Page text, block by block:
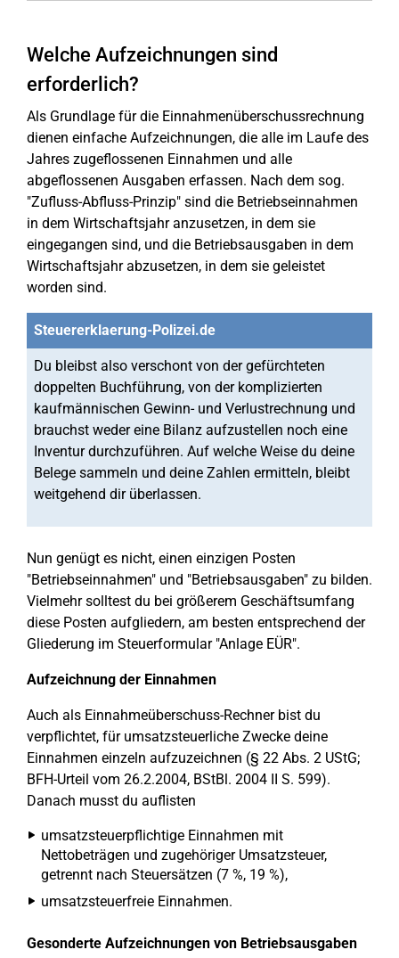
Welche Aufzeichnungen sind
erforderlich?
Als Grundlage für die Einnahmenüberschussrechnung
dienen einfache Aufzeichnungen, die alle im Laufe des
Jahres zugeflossenen Einnahmen und alle
abgeflossenen Ausgaben erfassen. Nach dem sog.
"Zufluss-Abfluss-Prinzip" sind die Betriebseinnahmen
in dem Wirtschaftsjahr anzusetzen, in dem sie
eingegangen sind, und die Betriebsausgaben in dem
Wirtschaftsjahr abzusetzen, in dem sie geleistet
worden sind.
Steuererklaerung-Polizei.de
Du bleibst also verschont von der gefürchteten
doppelten Buchführung, von der komplizierten
kaufmännischen Gewinn- und Verlustrechnung und
brauchst weder eine Bilanz aufzustellen noch eine
Inventur durchzuführen. Auf welche Weise du deine
Belege sammeln und deine Zahlen ermitteln, bleibt
weitgehend dir überlassen.
Nun genügt es nicht, einen einzigen Posten
"Betriebseinnahmen" und "Betriebsausgaben" zu bilden.
Vielmehr solltest du bei größerem Geschäftsumfang
diese Posten aufgliedern, am besten entsprechend der
Gliederung im Steuerformular "Anlage EÜR".
Aufzeichnung der Einnahmen
Auch als Einnahmeüberschuss-Rechner bist du
verpflichtet, für umsatzsteuerliche Zwecke deine
Einnahmen einzeln aufzuzeichnen (§ 22 Abs. 2 UStG;
BFH-Urteil vom 26.2.2004, BStBl. 2004 II S. 599).
Danach musst du auflisten
umsatzsteuerpflichtige Einnahmen mit
Nettobeträgen und zugehöriger Umsatzsteuer,
getrennt nach Steuersätzen (7 %, 19 %),
umsatzsteuerfreie Einnahmen.
Gesonderte Aufzeichnungen von Betriebsausgaben